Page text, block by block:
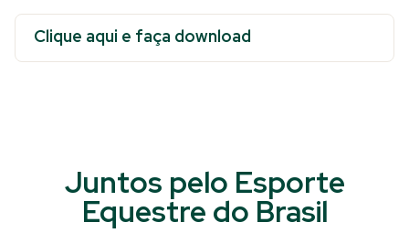
Clique aqui e faça download
Juntos pelo Esporte
Equestre do Brasil